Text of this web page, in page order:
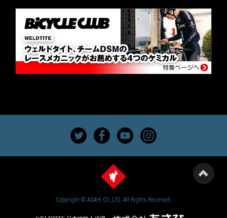
Copyright © ASAHI CO.,LTD. All Rights Reserved.